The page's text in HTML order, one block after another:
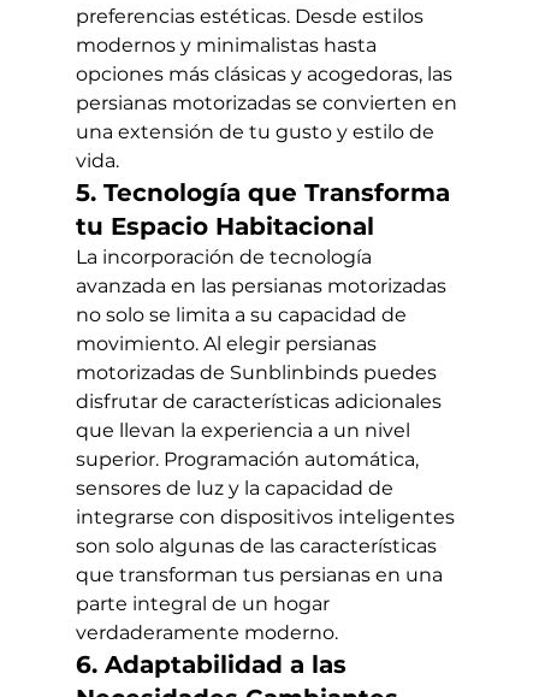
preferencias estéticas. Desde estilos
modernos y minimalistas hasta
opciones más clásicas y acogedoras, las
persianas motorizadas se convierten en
una extensión de tu gusto y estilo de
vida.
5. Tecnología que Transforma
tu Espacio Habitacional
La incorporación de tecnología
avanzada en las persianas motorizadas
no solo se limita a su capacidad de
movimiento. Al elegir persianas
motorizadas de Sunblinbinds puedes
disfrutar de características adicionales
que llevan la experiencia a un nivel
superior. Programación automática,
sensores de luz y la capacidad de
integrarse con dispositivos inteligentes
son solo algunas de las características
que transforman tus persianas en una
parte integral de un hogar
verdaderamente moderno.
6. Adaptabilidad a las